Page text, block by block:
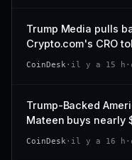
Trump Media pulls
Crypto.com's CRO
CoinDesk · il y a 15 h ·
Trump-Backed
Mateen buys nearly
CoinDesk · il y a 16 h ·